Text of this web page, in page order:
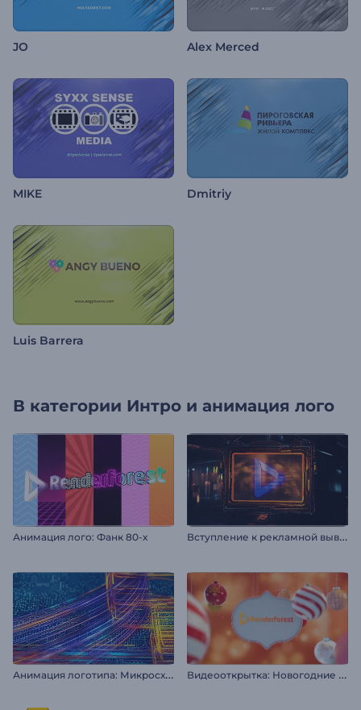
JO Alex Merced
MIKE Dmitriy
Luis Barrera
В категории Интро и анимация лого
Анимация лого: Фанк 80-х В
ступление к рекламной вывеске в стиле киберпанк
А
нимация логотипа: Микросхема В
идеооткрытка: Новогодние украшения